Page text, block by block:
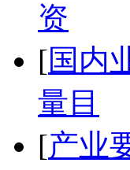
资
[国内
量目
[产业